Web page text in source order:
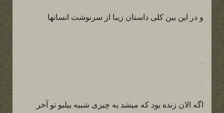
و در این بین کلی داستان زیبا از سرنوشت انسانها
.
.
.
اگه الان زنده بود که میشد یه چیزی شبیه بیلبو تو آخر